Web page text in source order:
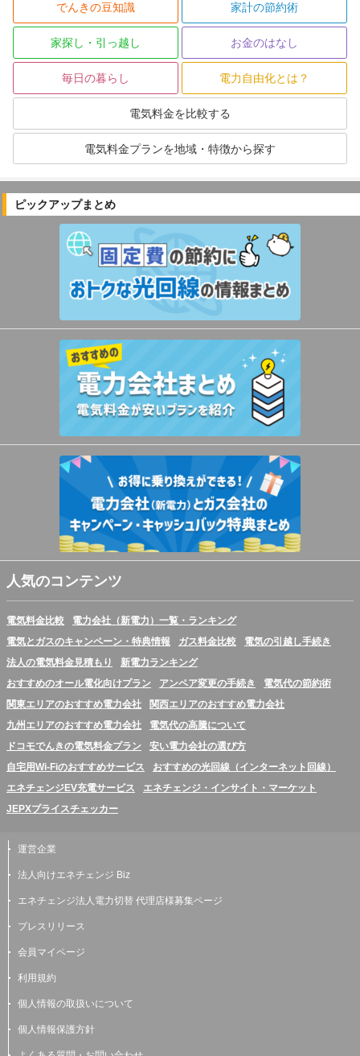
でんきの豆知識 家計の節約術
家探し・引っ越し お金のはなし
毎日の暮らし 電力自由化とは？
電気料金を比較する
電気料金プランを地域・特徴から探す
ピックアップまとめ
人気のコンテンツ
電気料金比較
電力会社（新電力）一覧・ランキング
電気とガスのキャンペーン・特典情報
ガス料金比較
電気の引越し手続き
法人の電気料金見積もり
新電力ランキング
おすすめのオール電化向けプラン
アンペア変更の手続き
電気代の節約術
関東エリアのおすすめ電力会社
関西エリアのおすすめ電力会社
九州エリアのおすすめ電力会社
電気代の高騰について
ドコモでんきの電気料金プラン
安い電力会社の選び方
自宅用Wi-Fiのおすすめサービス
おすすめの光回線（インターネット回線）
エネチェンジEV充電サービス
エネチェンジ・インサイト・マーケット
JEPXプライスチェッカー
運営企業
法人向けエネチェンジ Biz
エネチェンジ法人電力切替 代理店様募集ページ
プレスリリース
会員マイページ
利用規約
個人情報の取扱いについて
個人情報保護方針